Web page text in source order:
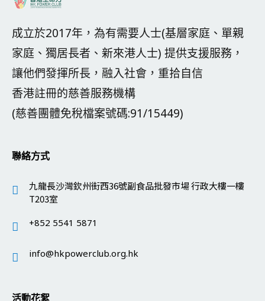
成立於2017年，為有需要人士(基層家庭、單親
家庭、獨居長者、新來港人士) 提供支援服務，
讓他們發揮所長，融入社會，重拾自信
香港註冊的慈善服務機構
(慈善團體免稅檔案號碼:91/15449)
聯絡方式
九龍長沙灣欽州街西36號副食品批發市場 行政大樓一樓
T203室
+852 5541 5871
info@hkpowerclub.org.hk